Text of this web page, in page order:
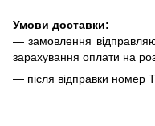
Умови доставки:
— замовлення
зарахування оплати на
— після відправки номер